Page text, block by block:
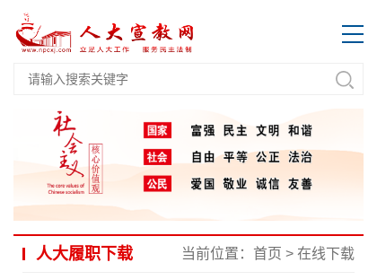
人大履职下载 当前位置： 首页 > 在线下载